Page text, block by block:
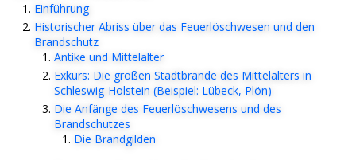
Einführung
Historischer Abriss über das Feuerlöschwesen und den
Brandschutz
Antike und Mittelalter
Exkurs: Die großen Stadtbrände des Mittelalters in
Schleswig-Holstein (Beispiel: Lübeck, Plön)
Die Anfänge des Feuerlöschwesens und des
Brandschutzes
Die Brandgilden